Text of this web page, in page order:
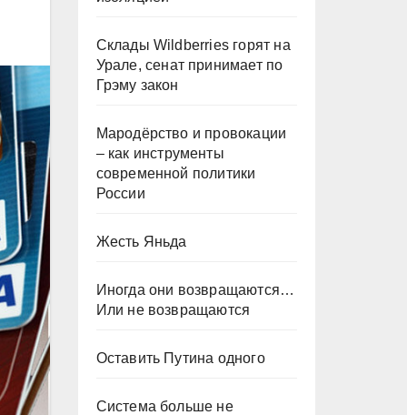
Склады Wildberries горят на
Урале, сенат принимает по
Грэму закон
Мародёрство и провокации
– как инструменты
современной политики
России
Жесть Яньда
Иногда они возвращаются…
Или не возвращаются
Оставить Путина одного
Система больше не